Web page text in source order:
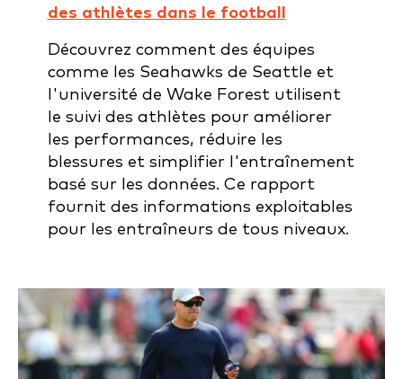
des athlètes dans le football
Découvrez comment des équipes
comme les Seahawks de Seattle et
l'université de Wake Forest utilisent
le suivi des athlètes pour améliorer
les performances, réduire les
blessures et simplifier l'entraînement
basé sur les données. Ce rapport
fournit des informations exploitables
pour les entraîneurs de tous niveaux.